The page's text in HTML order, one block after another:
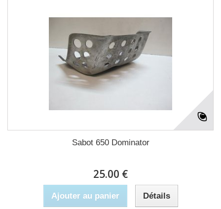
Sabot 650 Dominator
25.00 €
Ajouter au panier Détails